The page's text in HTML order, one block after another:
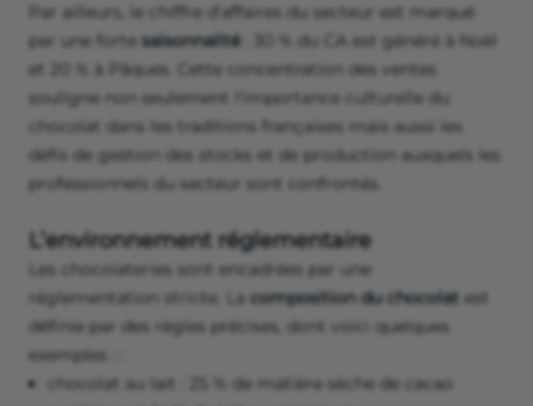
Par ailleurs, le chiffre d’affaires du secteur est marqué
par une forte saisonnalité : 30 % du CA est généré à Noël
et 20 % à Pâques. Cette concentration des ventes
souligne non seulement l'importance culturelle du
chocolat dans les traditions françaises mais aussi les
défis de gestion des stocks et de production auxquels les
professionnels du secteur sont confrontés.
L’environnement réglementaire
Les chocolateries sont encadrées par une
réglementation stricte. La composition du chocolat est
définie par des règles précises, dont voici quelques
exemples : :
chocolat au lait : 25 % de matière sèche de cacao